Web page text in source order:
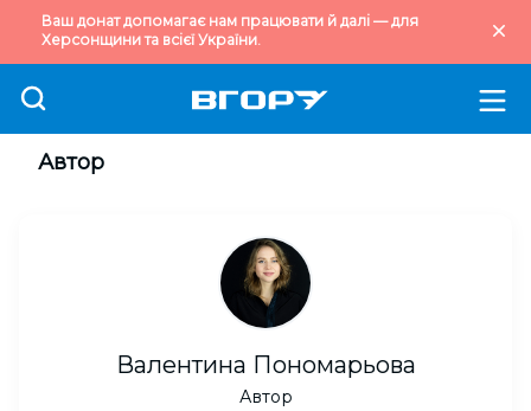
Ваш донат допомагає нам працювати й далі — для
Херсонщини та всієї України.
Автор
Валентина Пономарьова
Автор